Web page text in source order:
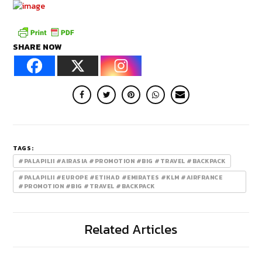
SHARE NOW
TAGS:
#PALAPILII #AIRASIA #PROMOTION #BIG #TRAVEL #BACKPACK
#PALAPILII #EUROPE #ETIHAD #EMIRATES #KLM #AIRFRANCE
#PROMOTION #BIG #TRAVEL #BACKPACK
Related Articles